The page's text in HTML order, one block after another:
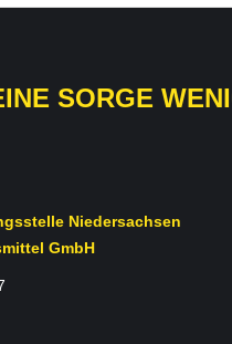
SORGE
Niedersachsen
GmbH